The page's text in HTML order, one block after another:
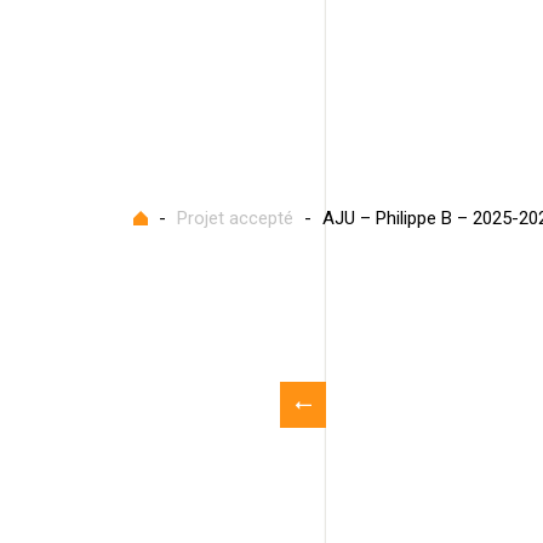
Accueil
- Projet accepté - AJU – Philippe B – 2025-